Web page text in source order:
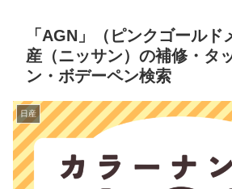
「AGN」（ピンクゴールド
産（ニッサン）の補修・タ
ン・ボデーペン検索
日産